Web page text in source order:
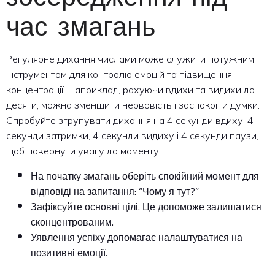
час змагань
Регулярне дихання числами може служити потужним
інструментом для контролю емоцій та підвищення
концентрації. Наприклад, рахуючи вдихи та видихи до
десяти, можна зменшити нервовість і заспокоїти думки.
Спробуйте згрупувати дихання на 4 секунди вдиху, 4
секунди затримки, 4 секунди видиху і 4 секунди паузи,
щоб повернути увагу до моменту.
На початку змагань оберіть спокійний момент для
відповіді на запитання: “Чому я тут?”
Зафіксуйте основні цілі. Це допоможе залишатися
сконцентрованим.
Уявлення успіху допомагає налаштуватися на
позитивні емоції.